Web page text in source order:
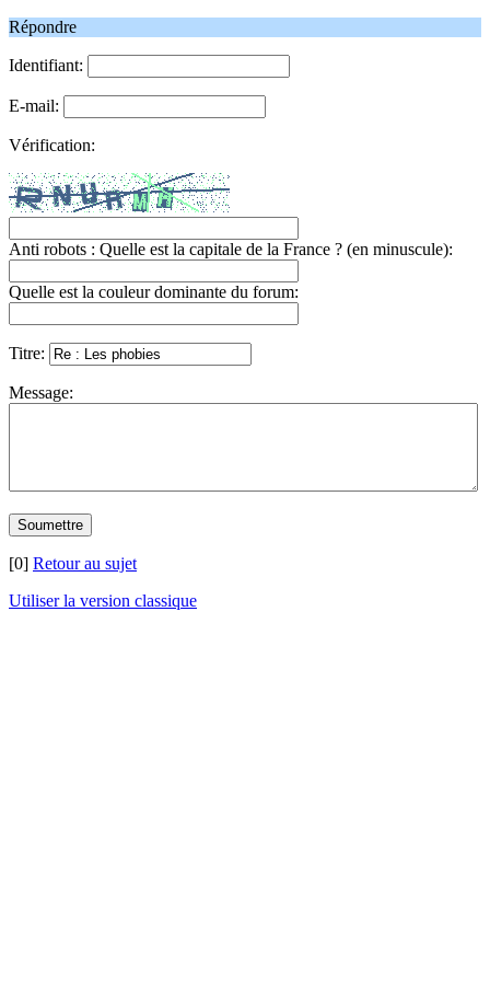
Répondre
Identifiant:
E-mail:
Vérification:
Anti robots : Quelle est la capitale de la France ? (en minuscule):
Quelle est la couleur dominante du forum:
Titre:
Message:
[0] Retour au sujet
Utiliser la version classique